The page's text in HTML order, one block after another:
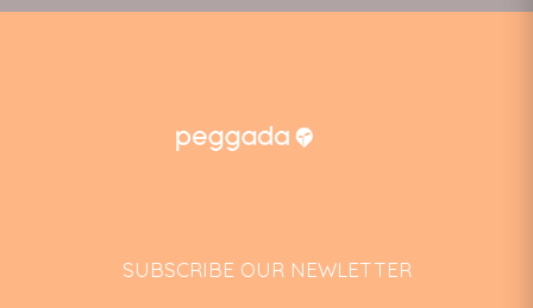
SUBSCRIBE OUR NEWLETTER